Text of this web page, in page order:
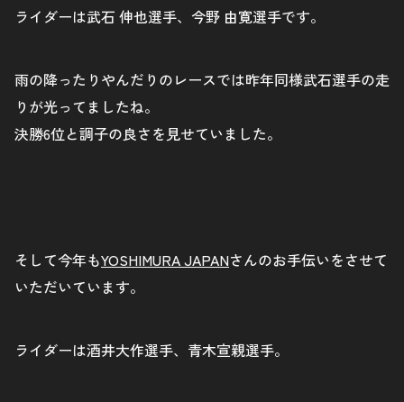
ライダーは武石 伸也選手、今野 由寛選手です。
雨の降ったりやんだりのレースでは昨年同様武石選手の走
りが光ってましたね。
決勝6位と調子の良さを見せていました。
そして今年もYOSHIMURA JAPANさんのお手伝いをさせて
いただいています。
ライダーは酒井大作選手、青木宣親選手。